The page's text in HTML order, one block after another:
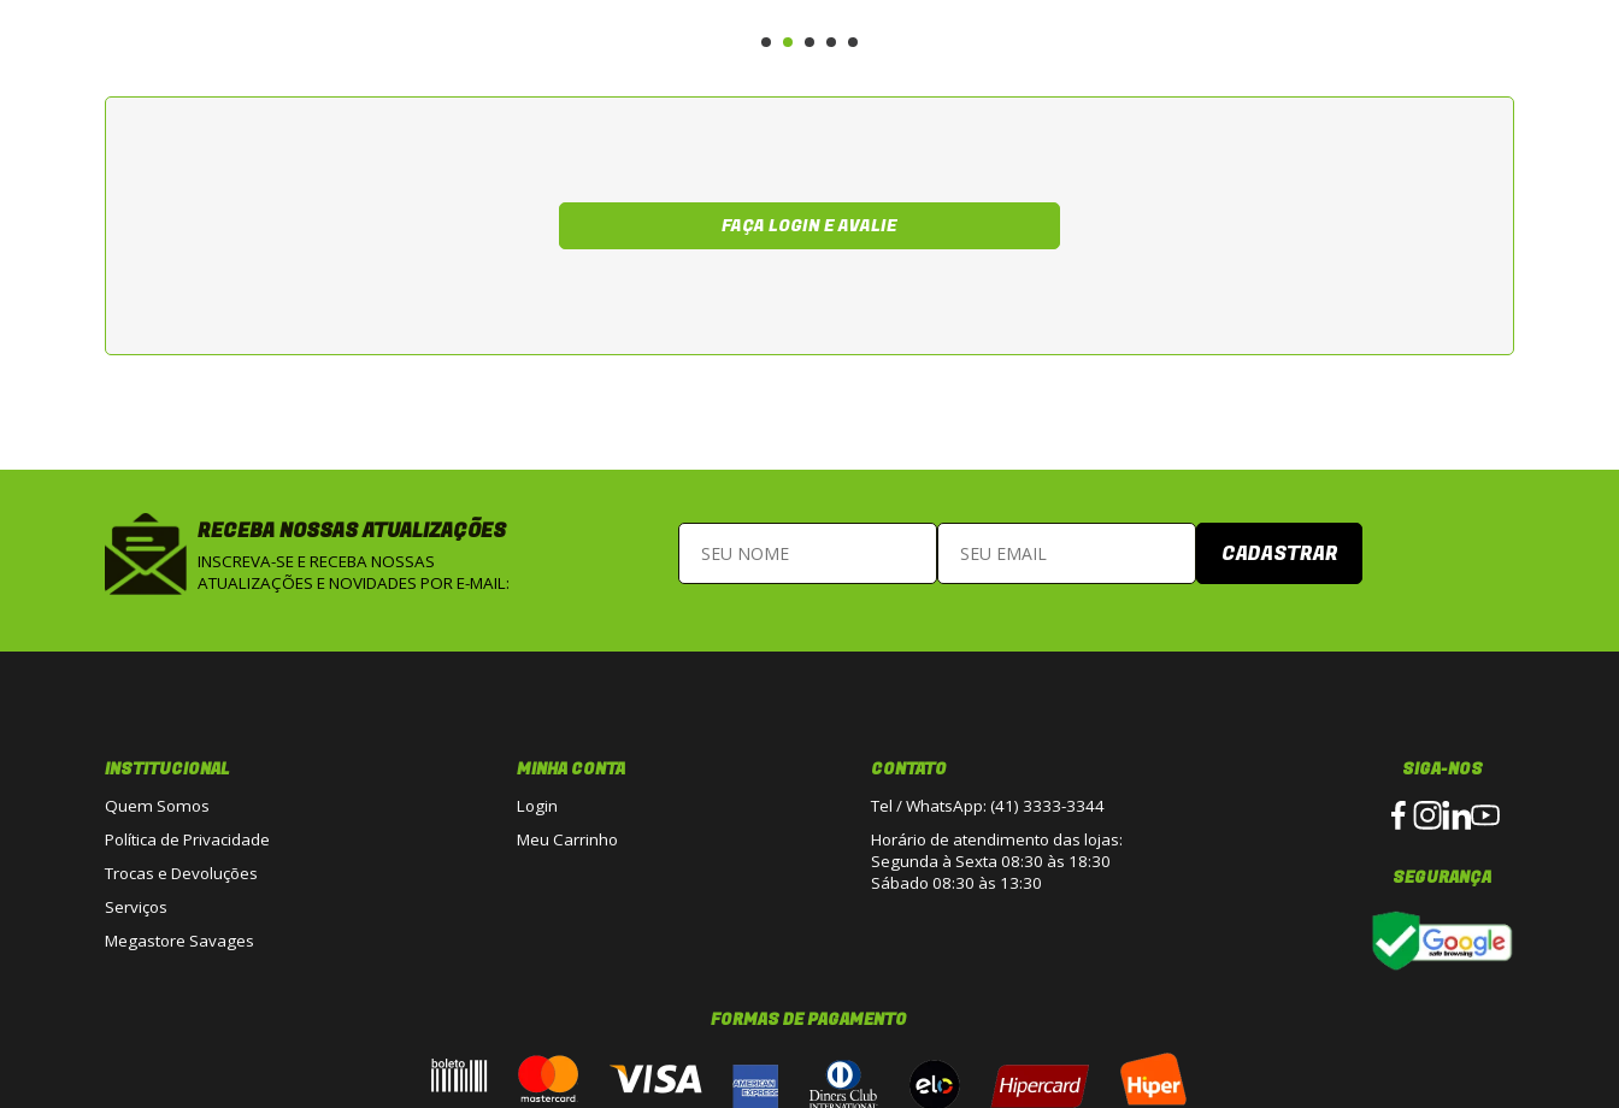
FAÇA LOGIN E AVALIE
RECEBA NOSSAS ATUALIZAÇÕES
INSCREVA-SE E RECEBA NOSSAS
ATUALIZAÇÕES E NOVIDADES POR E-MAIL:
CADASTRAR
INSTITUCIONAL
Quem Somos
Política de Privacidade
Trocas e Devoluções
Serviços
Megastore Savages
MINHA CONTA
Login
Meu Carrinho
CONTATO
Tel / WhatsApp: (41) 3333-3344
Horário de atendimento das lojas:
Segunda à Sexta 08:30 às 18:30
Sábado 08:30 às 13:30
SIGA-NOS
SEGURANÇA
FORMAS DE PAGAMENTO